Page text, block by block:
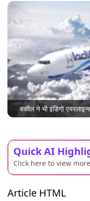
वकील ने भी इंडिगो
Quick AI
Click here to view more
Article HTML